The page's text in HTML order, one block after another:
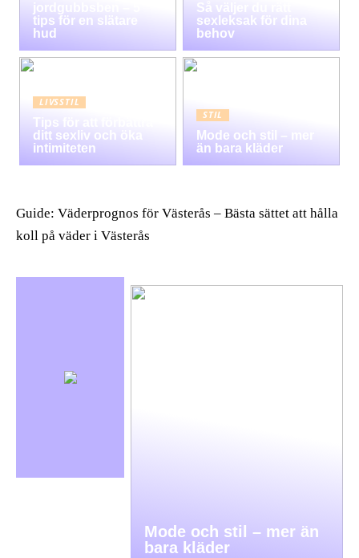
jordgubbsben – 5
tips för en slätare
hud
Så väljer du rätt
sexleksak för dina
behov
LIVSSTIL
Tips för att förbättra
ditt sexliv och öka
intimiteten
STIL
Mode och stil – mer
än bara kläder
Guide: Väderprognos för Västerås – Bästa sättet att hålla
koll på väder i Västerås
Mode och stil – mer än
bara kläder